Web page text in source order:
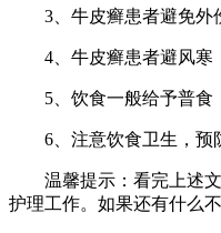
3、牛皮癣患者避免外伤
4、牛皮癣患者避风寒
5、饮食一般给予普食，
6、注意饮食卫生，预
温馨提示：看完上述文
护理工作。如果还有什么